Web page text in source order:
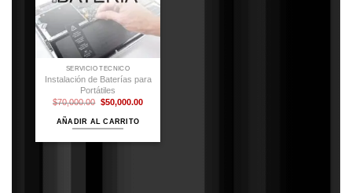
SERVICIO TÉCNICO
Instalación de Baterías para
Portátiles
$70,000.00 El
precio
original
era:
$70,000.00.
$50,000.00El
AÑADIR AL CARRITO